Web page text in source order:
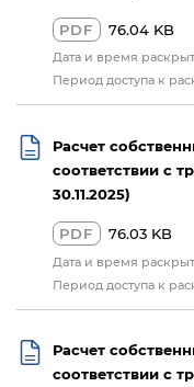
PDF 76.04 KB
Дата и время
Период доступа к
Расчет
соответствии с
30.11.2025)
PDF 76.03 KB
Дата и время
Период доступа к
Расчет
соответствии с